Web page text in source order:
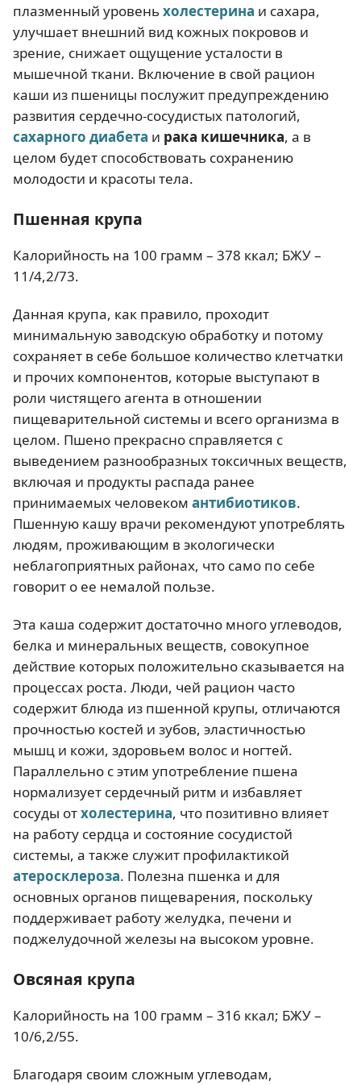
плазменный уровеньхолестерина и сахара,
улучшает внешний вид кожных покровов и
зрение, снижает ощущение усталости в
мышечной ткани. Включение в свой рацион
каши из пшеницы послужит предупреждению
развития сердечно-сосудистых патологий,
сахарного диабета и рака кишечника, а в
целом будет способствовать сохранению
молодости и красоты тела.
Пшенная крупа
Калорийность на 100 грамм – 378 ккал; БЖУ –
11/4,2/73.
Данная крупа, как правило, проходит
минимальную заводскую обработку и потому
сохраняет в себе большое количество клетчатки
и прочих компонентов, которые выступают в
роли чистящего агента в отношении
пищеварительной системы и всего организма в
целом. Пшено прекрасно справляется с
выведением разнообразных токсичных веществ,
включая и продукты распада ранее
принимаемых человеком антибиотиков.
Пшенную кашу врачи рекомендуют употреблять
людям, проживающим в экологически
неблагоприятных районах, что само по себе
говорит о ее немалой пользе.
Эта каша содержит достаточно много углеводов,
белка и минеральных веществ, совокупное
действие которых положительно сказывается на
процессах роста. Люди, чей рацион часто
содержит блюда из пшенной крупы, отличаются
прочностью костей и зубов, эластичностью
мышц и кожи, здоровьем волос и ногтей.
Параллельно с этим употребление пшена
нормализует сердечный ритм и избавляет
сосуды отхолестерина, что позитивно влияет
на работу сердца и состояние сосудистой
системы, а также служит профилактикой
атеросклероза. Полезна пшенка и для
основных органов пищеварения, поскольку
поддерживает работу желудка, печени и
поджелудочной железы на высоком уровне.
Овсяная крупа
Калорийность на 100 грамм – 316 ккал; БЖУ –
10/6,2/55.
Благодаря своим сложным углеводам,